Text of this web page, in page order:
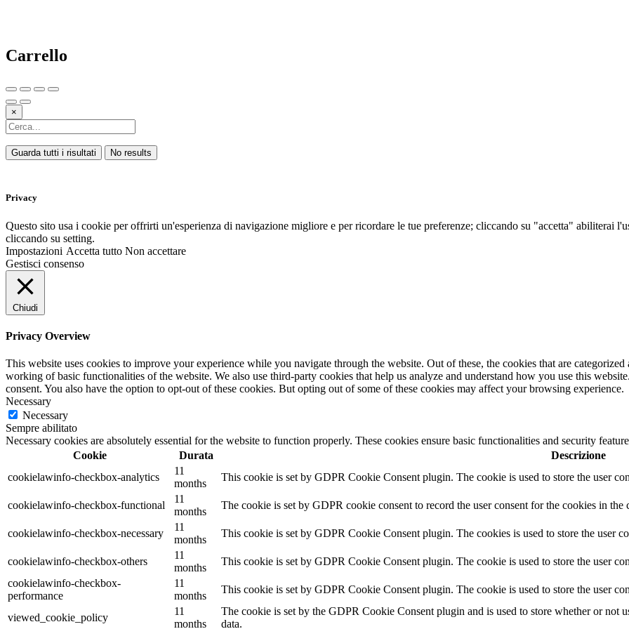
Carrello
×
Guarda tutti i risultati No results
Privacy
Questo sito usa i cookie per offrirti un'esperienza di navigazione migliore e per ricordare le tue preferenze; cliccando su "accetta" abiliterai
cliccando su setting.
Impostazioni Accetta tutto Non accettare
Gestisci consenso
Chiudi
Privacy Overview
This website uses cookies to improve your experience while you navigate through the website. Out of these, the cookies that are categorized
working of basic functionalities of the website. We also use third-party cookies that help us analyze and understand how you use this
consent. You also have the option to opt-out of these cookies. But opting out of some of these cookies may affect your browsing experience.
Necessary
Necessary
Sempre abilitato
Necessary cookies are absolutely essential for the website to function properly. These cookies ensure basic functionalities and security
Cookie
Durata
Descrizione
cookielawinfo-checkbox-analytics
11
months
This cookie is set by GDPR Cookie Consent plugin. The cookie is used to store the user
cookielawinfo-checkbox-functional
11
months
The cookie is set by GDPR cookie consent to record the user consent for the cookies in
cookielawinfo-checkbox-necessary
11
months
This cookie is set by GDPR Cookie Consent plugin. The cookies is used to store the user
cookielawinfo-checkbox-others
11
months
This cookie is set by GDPR Cookie Consent plugin. The cookie is used to store the user
cookielawinfo-checkbox-
performance
11
months
This cookie is set by GDPR Cookie Consent plugin. The cookie is used to store the user
viewed_cookie_policy
11
months
The cookie is set by the GDPR Cookie Consent plugin and is used to store whether or not
data.